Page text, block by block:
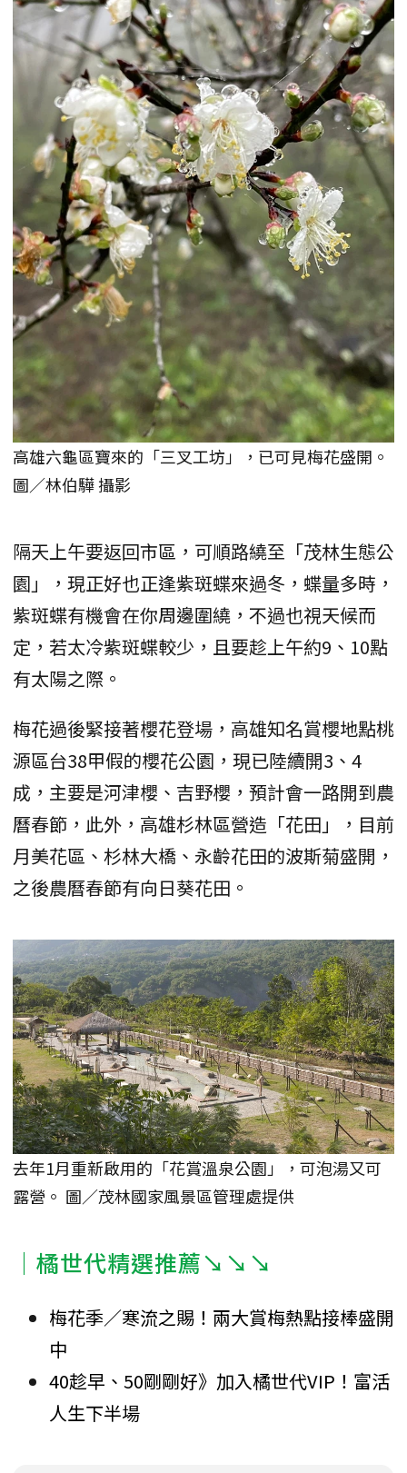
高雄六龜區寶來的「三叉工坊」，已可見梅花盛開。
圖／林伯驊 攝影
隔天上午要返回市區，可順路繞至「茂林生態公
園」，現正好也正逢紫斑蝶來過冬，蝶量多時，
紫斑蝶有機會在你周邊圍繞，不過也視天候而
定，若太冷紫斑蝶較少，且要趁上午約9、10點
有太陽之際。
梅花過後緊接著櫻花登場，高雄知名賞櫻地點桃
源區台38甲假的櫻花公園，現已陸續開3、4
成，主要是河津櫻、吉野櫻，預計會一路開到農
曆春節，此外，高雄杉林區營造「花田」，目前
月美花區、杉林大橋、永齡花田的波斯菊盛開，
之後農曆春節有向日葵花田。
去年1月重新啟用的「花賞溫泉公園」，可泡湯又可
露營。 圖／茂林國家風景區管理處提供
｜橘世代精選推薦↘↘↘
梅花季／寒流之賜！兩大賞梅熱點接棒盛開
中
40趁早、50剛剛好》加入橘世代VIP！富活
人生下半場